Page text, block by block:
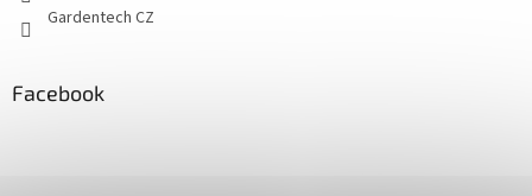
Gardentech CZ
Facebook